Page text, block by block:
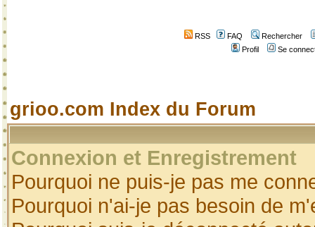
RSS FAQ
Rechercher
Profil
Se
grioo.com Index du Forum
Connexion et Enregistrement
Pourquoi ne puis-je pas me
Pourquoi n'ai-je pas besoin de